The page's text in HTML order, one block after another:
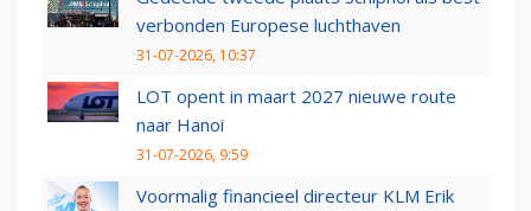
verbonden Europese luchthaven
31-07-2026, 10:37
LOT opent in maart 2027 nieuwe route
naar Hanoi
31-07-2026, 9:59
Voormalig financieel directeur KLM Erik